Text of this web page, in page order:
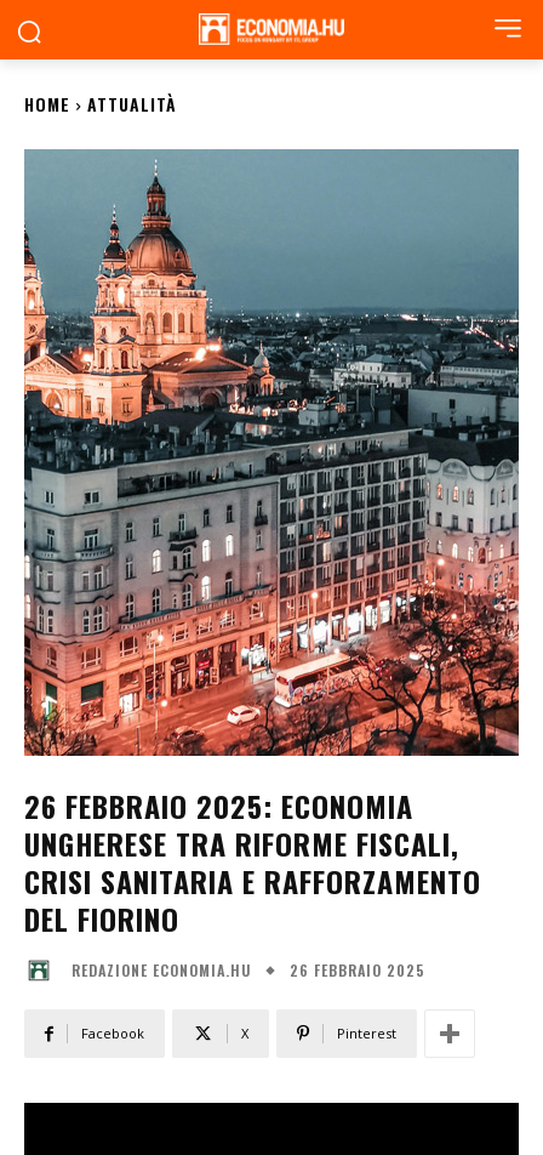
HOME ATTUALITÀ
26 FEBBRAIO 2025: ECONOMIA
UNGHERESE TRA RIFORME FISCALI,
CRISI SANITARIA E RAFFORZAMENTO
DEL FIORINO
REDAZIONE ECONOMIA.HU 26 FEBBRAIO 2025
Facebook X Pinterest